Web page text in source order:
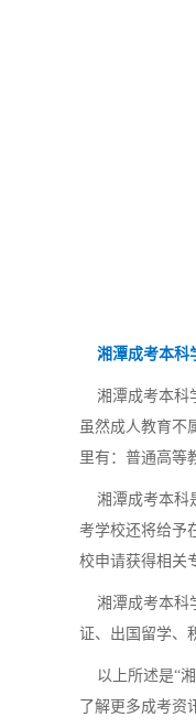
湘潭成考本科
湘潭成考本科
虽然成人教育不
里有：普通高等
湘潭成考本科
考学校还将给予
校申请获得相关
湘潭成考本科
证、出国留学、
以上所述是“湘
了解更多成考资